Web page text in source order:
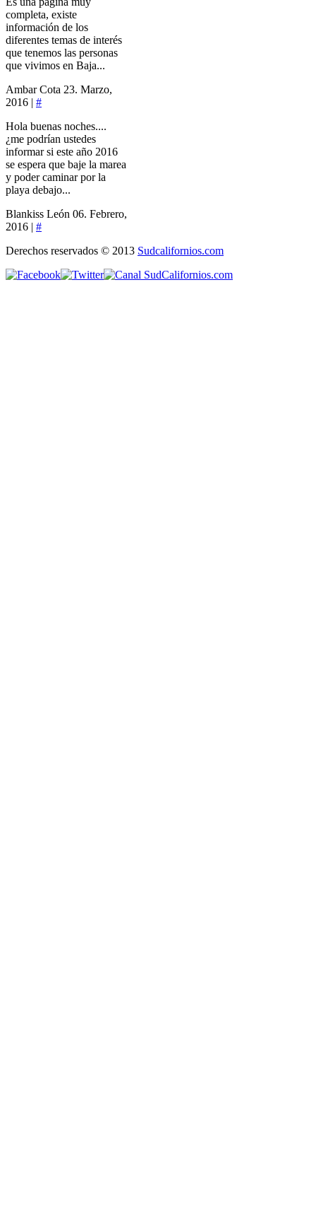
completa, existe
información de los
diferentes temas de interés
que tenemos las personas
que vivimos en Baja...
Ambar Cota 23. Marzo,
2016 | #
Hola buenas noches....
¿me podrían ustedes
informar si este año 2016
se espera que baje la marea
y poder caminar por la
playa debajo...
Blankiss León 06. Febrero,
2016 | #
Derechos reservados © 2013 Sudcalifornios.com